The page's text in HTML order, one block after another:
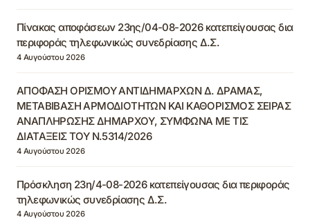
Πίνακας αποφάσεων 23ης/04-08-2026 κατεπείγουσας δια
περιφοράς τηλεφωνικώς συνεδρίασης Δ.Σ.
4 Αυγούστου 2026
ΑΠΟΦΑΣΗ ΟΡΙΣΜΟΥ ΑΝΤΙΔΗΜΑΡΧΩΝ Δ. ΔΡΑΜΑΣ,
ΜΕΤΑΒΙΒΑΣΗ ΑΡΜΟΔΙΟΤΗΤΩΝ ΚΑΙ ΚΑΘΟΡΙΣΜΟΣ ΣΕΙΡΑΣ
ΑΝΑΠΛΗΡΩΣΗΣ ΔΗΜΑΡΧΟΥ, ΣΥΜΦΩΝΑ ΜΕ ΤΙΣ
ΔΙΑΤΑΞΕΙΣ ΤΟΥ Ν.5314/2026
4 Αυγούστου 2026
Πρόσκληση 23η/4-08-2026 κατεπείγουσας δια περιφοράς
τηλεφωνικώς συνεδρίασης Δ.Σ.
4 Αυγούστου 2026